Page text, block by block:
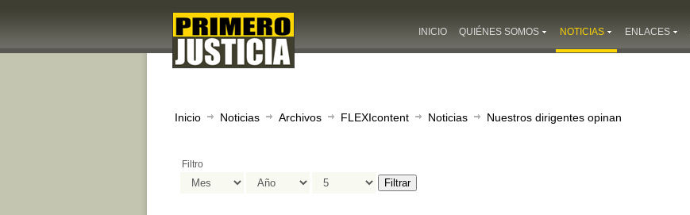
INICIO QUIÉNES SOMOS NOTICIAS ENLACES
Inicio Noticias Archivos FLEXIcontent Noticias Nuestros dirigentes opinan
Filtro
Filtrar